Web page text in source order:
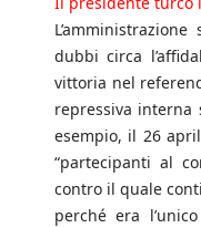
dubbi circa
vittoria nel
repressiva
esempio, il 26
“partecipanti al
contro il quale
perché era